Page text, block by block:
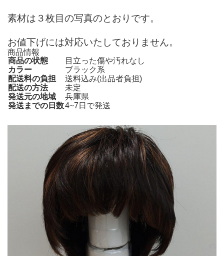
素材は３枚目の写真のとおりです。
お値下げには対応いたしておりません。
商品情報
商品の状態
目立った傷や汚れなし
カラー
ブラック系
配送料の負担
送料込み(出品者負担)
配送の方法
未定
発送元の地域
兵庫県
発送までの日数4~7日で発送